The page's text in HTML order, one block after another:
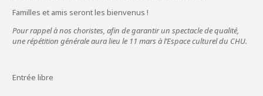
Familles et amis seront les bienvenus !
Pour rappel à nos choristes, afin de garantir un spectacle de qualité,
une répétition générale aura lieu le 11 mars à l’Espace culturel du CHU.
Entrée libre